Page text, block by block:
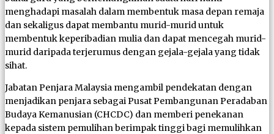
menghadapi masalah dalam membentuk masa depan remaja
dan sekaligus dapat membantu murid-murid untuk
membentuk keperibadian mulia dan dapat mencegah murid-
murid daripada terjerumus dengan gejala-gejala yang tidak
sihat.
Jabatan Penjara Malaysia mengambil pendekatan dengan
menjadikan penjara sebagai Pusat Pembangunan Peradaban
Budaya Kemanusian (CHCDC) dan memberi penekanan
kepada sistem pemulihan berimpak tinggi bagi memulihkan